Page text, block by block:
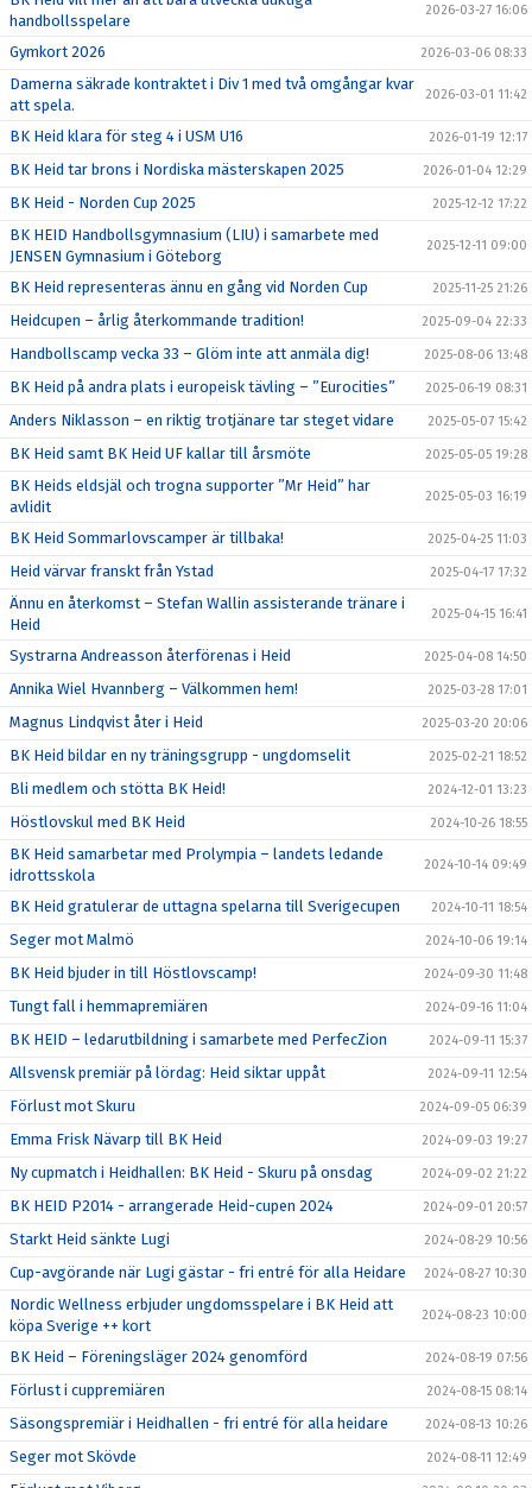
handbollsspelare
2026-03-27 16:06
Gymkort 2026 2026-03-06 08:33
Damerna säkrade kontraktet i Div 1 med två omgångar kvar
att spela.
2026-03-01 11:42
BK Heid klara för steg 4 i USM U16 2026-01-19 12:17
BK Heid tar brons i Nordiska mästerskapen 2025 2026-01-04 12:29
BK Heid - Norden Cup 2025 2025-12-12 17:22
BK HEID Handbollsgymnasium (LIU) i samarbete med
JENSEN Gymnasium i Göteborg
2025-12-11 09:00
BK Heid representeras ännu en gång vid Norden Cup 2025-11-25 21:26
Heidcupen – årlig återkommande tradition! 2025-09-04 22:33
Handbollscamp vecka 33 – Glöm inte att anmäla dig! 2025-08-06 13:48
BK Heid på andra plats i europeisk tävling – ”Eurocities” 2025-06-19 08:31
Anders Niklasson – en riktig trotjänare tar steget vidare 2025-05-07 15:42
BK Heid samt BK Heid UF kallar till årsmöte 2025-05-05 19:28
BK Heids eldsjäl och trogna supporter ”Mr Heid” har
avlidit
2025-05-03 16:19
BK Heid Sommarlovscamper är tillbaka! 2025-04-25 11:03
Heid värvar franskt från Ystad 2025-04-17 17:32
Ännu en återkomst – Stefan Wallin assisterande tränare i
Heid
2025-04-15 16:41
Systrarna Andreasson återförenas i Heid 2025-04-08 14:50
Annika Wiel Hvannberg – Välkommen hem! 2025-03-28 17:01
Magnus Lindqvist åter i Heid 2025-03-20 20:06
BK Heid bildar en ny träningsgrupp - ungdomselit 2025-02-21 18:52
Bli medlem och stötta BK Heid! 2024-12-01 13:23
Höstlovskul med BK Heid 2024-10-26 18:55
BK Heid samarbetar med Prolympia – landets ledande
idrottsskola
2024-10-14 09:49
BK Heid gratulerar de uttagna spelarna till Sverigecupen 2024-10-11 18:54
Seger mot Malmö 2024-10-06 19:14
BK Heid bjuder in till Höstlovscamp! 2024-09-30 11:48
Tungt fall i hemmapremiären 2024-09-16 11:04
BK HEID – ledarutbildning i samarbete med PerfecZion 2024-09-11 15:37
Allsvensk premiär på lördag: Heid siktar uppåt 2024-09-11 12:54
Förlust mot Skuru 2024-09-05 06:39
Emma Frisk Nävarp till BK Heid 2024-09-03 19:27
Ny cupmatch i Heidhallen: BK Heid - Skuru på onsdag 2024-09-02 21:22
BK HEID P2014 - arrangerade Heid-cupen 2024 2024-09-01 20:57
Starkt Heid sänkte Lugi 2024-08-29 10:56
Cup-avgörande när Lugi gästar - fri entré för alla Heidare 2024-08-27 10:30
Nordic Wellness erbjuder ungdomsspelare i BK Heid att
köpa Sverige ++ kort
2024-08-23 10:00
BK Heid – Föreningsläger 2024 genomförd 2024-08-19 07:56
Förlust i cuppremiären 2024-08-15 08:14
Säsongspremiär i Heidhallen - fri entré för alla heidare 2024-08-13 10:26
Seger mot Skövde 2024-08-11 12:49